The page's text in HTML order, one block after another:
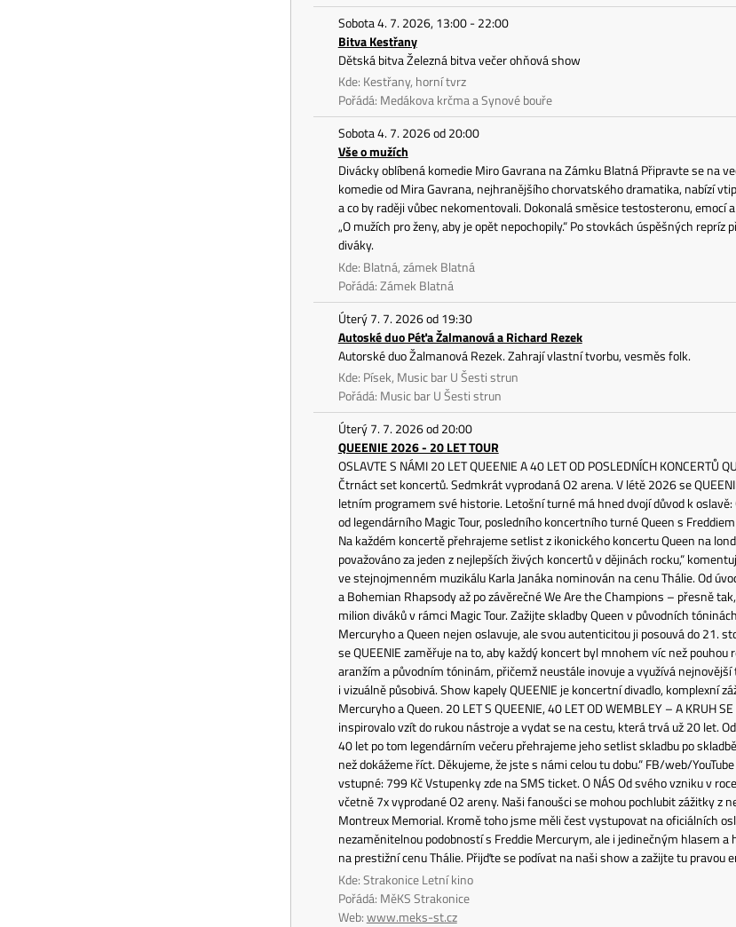
Sobota 4. 7. 2026, 13:00 - 22:00
Bitva Kestřany
Dětská bitva Železná bitva večer ohňová show
Kde: Kestřany, horní tvrz
Pořádá: Medákova krčma a Synové bouře
Sobota 4. 7. 2026 od 20:00
Vše o mužích
Divácky oblíbená komedie Miro Gavrana na Zámku Blatná Připravte se na
komedie od Mira Gavrana, nejhranějšího chorvatského dramatika, nabízí
a co by raději vůbec nekomentovali. Dokonalá směsice testosteronu,
„O mužích pro ženy, aby je opět nepochopily.“ Po stovkách úspěšných
diváky.
Kde: Blatná, zámek Blatná
Pořádá: Zámek Blatná
Úterý 7. 7. 2026 od 19:30
Autoské duo Péťa Žalmanová a Richard Rezek
Autorské duo Žalmanová Rezek. Zahrají vlastní tvorbu, vesměs folk.
Kde: Písek, Music bar U Šesti strun
Pořádá: Music bar U Šesti strun
Úterý 7. 7. 2026 od 20:00
QUEENIE 2026 - 20 LET TOUR
OSLAVTE S NÁMI 20 LET QUEENIE A 40 LET OD POSLEDNÍCH
Čtrnáct set koncertů. Sedmkrát vyprodaná O2 arena. V létě 2026 se
letním programem své historie. Letošní turné má hned dvojí důvod k
od legendárního Magic Tour, posledního koncertního turné Queen s
Na každém koncertě přehrajeme setlist z ikonického koncertu Queen na
považováno za jeden z nejlepších živých koncertů v dějinách rocku,“
ve stejnojmenném muzikálu Karla Janáka nominován na cenu Thálie. Od
a Bohemian Rhapsody až po závěrečné We Are the Champions – přesně
milion diváků v rámci Magic Tour. Zažijte skladby Queen v původních
Mercuryho a Queen nejen oslavuje, ale svou autenticitou ji posouvá do 21.
se QUEENIE zaměřuje na to, aby každý koncert byl mnohem víc než
aranžím a původním tóninám, přičemž neustále inovuje a využívá
i vizuálně působivá. Show kapely QUEENIE je koncertní divadlo, komplexní
Mercuryho a Queen. 20 LET S QUEENIE, 40 LET OD WEMBLEY – A KRUH
inspirovalo vzít do rukou nástroje a vydat se na cestu, která trvá už 20 let.
40 let po tom legendárním večeru přehrajeme jeho setlist skladbu po
než dokážeme říct. Děkujeme, že jste s námi celou tu dobu.“ FB/web/
vstupné: 799 Kč Vstupenky zde na SMS ticket. O NÁS Od svého vzniku v
včetně 7x vyprodané O2 areny. Naši fanoušci se mohou pochlubit zážitky
Montreux Memorial. Kromě toho jsme měli čest vystupovat na oficiálních
nezaměnitelnou podobností s Freddie Mercurym, ale i jedinečným hlasem
na prestižní cenu Thálie. Přijďte se podívat na naši show a zažijte tu pravou
Kde: Strakonice Letní kino
Pořádá: MěKS Strakonice
Web:www.meks-st.cz